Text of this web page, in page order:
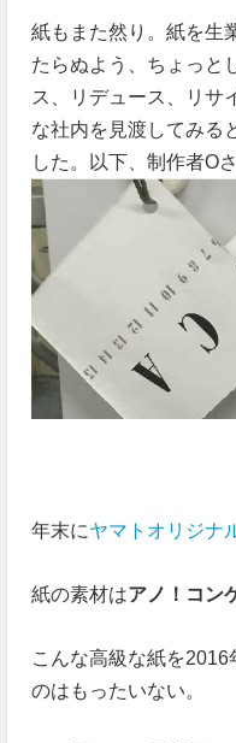
紙もまた然り。紙を生
たらぬよう、ちょっと
ス、リデュース、リサ
な社内を見渡してみる
した。以下、制作者O
年末にヤマトオリジナ
紙の素材はアノ！コン
こんな高級な紙を
のはもったいない。